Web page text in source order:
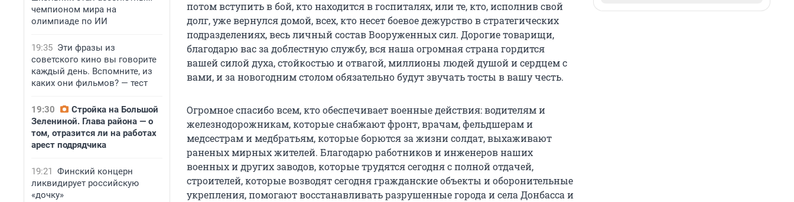
чемпионом мира на
олимпиаде по ИИ
19:35 Эти фразы из
советского кино вы говорите
каждый день. Вспомните, из
каких они фильмов? — тест
19:30
Стройка на Большой
Зелениной. Глава района — о
том, отразится ли на работах
арест подрядчика
19:21 Финский концерн
ликвидирует российскую
«дочку»
потом вступить в бой, кто находится в госпиталях, или те, кто, исполнив свой
долг, уже вернулся домой, всех, кто несет боевое дежурство в стратегических
подразделениях, весь личный состав Вооруженных сил. Дорогие товарищи,
благодарю вас за доблестную службу, вся наша огромная страна гордится
вашей силой духа, стойкостью и отвагой, миллионы людей душой и сердцем с
вами, и за новогодним столом обязательно будут звучать тосты в вашу честь.
Огромное спасибо всем, кто обеспечивает военные действия: водителям и
железнодорожникам, которые снабжают фронт, врачам, фельдшерам и
медсестрам и медбратьям, которые борются за жизни солдат, выхаживают
раненых мирных жителей. Благодарю работников и инженеров наших
военных и других заводов, которые трудятся сегодня с полной отдачей,
строителей, которые возводят сегодня гражданские объекты и оборонительные
укрепления, помогают восстанавливать разрушенные города и села Донбасса и